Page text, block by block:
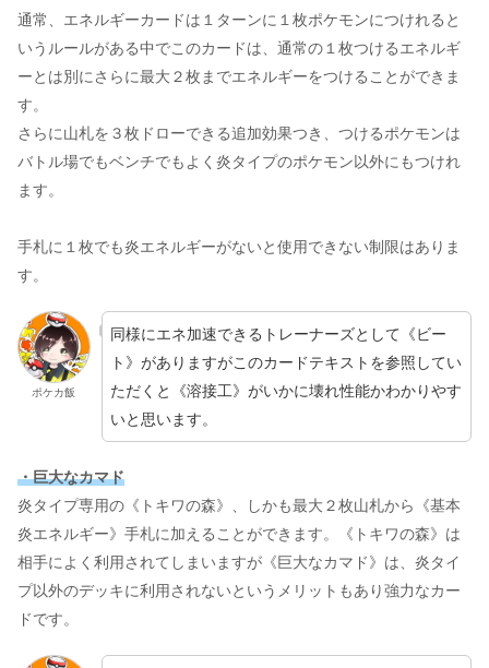
通常、エネルギーカードは１ターンに１枚ポケモンにつけれると
いうルールがある中でこのカードは、通常の１枚つけるエネルギ
ーとは別にさらに最大２枚までエネルギーをつけることができま
す。
さらに山札を３枚ドローできる追加効果つき、つけるポケモンは
バトル場でもベンチでもよく炎タイプのポケモン以外にもつけれ
ます。
手札に１枚でも炎エネルギーがないと使用できない制限はありま
す。
ポケカ飯
同様にエネ加速できるトレーナーズとして《ビー
ト》がありますがこのカードテキストを参照してい
ただくと《溶接工》がいかに壊れ性能かわかりやす
いと思います。
・巨大なカマド
炎タイプ専用の《トキワの森》、しかも最大２枚山札から《基本
炎エネルギー》手札に加えることができます。《トキワの森》は
相手によく利用されてしまいますが《巨大なカマド》は、炎タイ
プ以外のデッキに利用されないというメリットもあり強力なカー
ドです。